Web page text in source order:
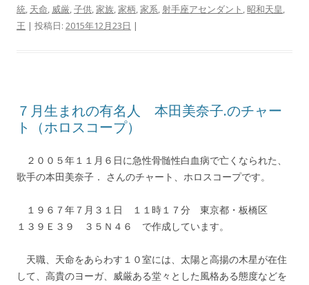
統, 天命, 威厳,子供,家族,家柄,家系,射手座アセンダント , 昭和天皇,
王 | 投稿日: 2015年12月23日 |
７月生まれの有名人 本田美奈子.のチャー
ト（ホロスコープ）
２００５年１１月６日に急性骨髄性白血病で亡くなられた、
歌手の本田美奈子． さんのチャート、ホロスコープです。
１９６７年７月３１日 １１時１７分 東京都・板橋区
１３９Ｅ３９ ３５Ｎ４６ で作成しています。
天職、天命をあらわす１０室には、太陽と高揚の木星が在住
して、高貴のヨーガ、威厳ある堂々とした風格ある態度などを